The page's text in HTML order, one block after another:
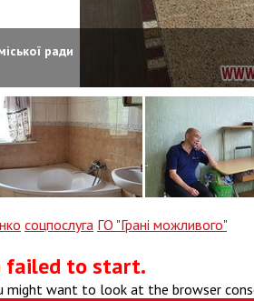
ради
соцпослуга ГО "Грані можливого"
failed to start.
might want to look at the browser